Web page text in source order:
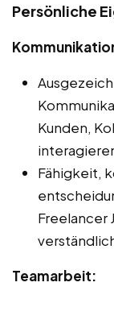
Persönliche
Kunden,
Fähigkeit,
Freelancer
Teamarbeit: